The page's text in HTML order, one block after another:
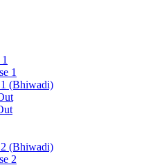
1
(Bhiwadi)
(Bhiwadi)
2